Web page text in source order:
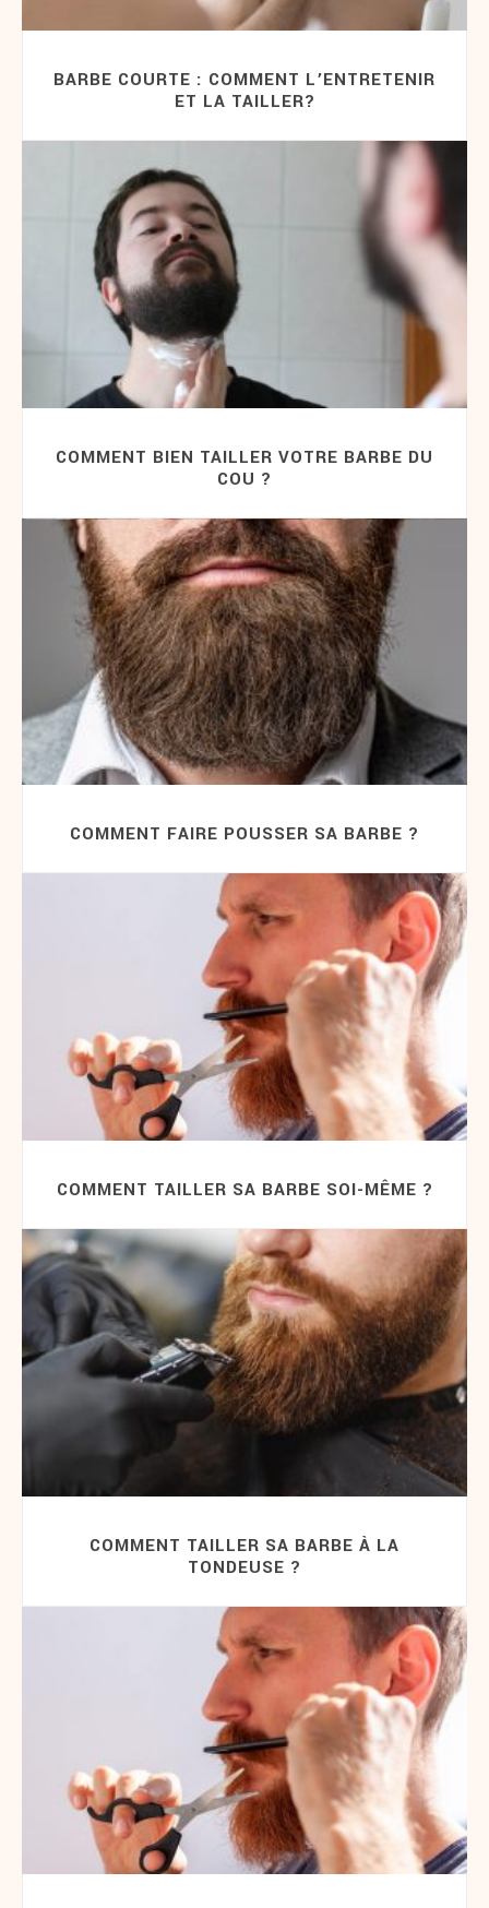
BARBE COURTE : COMMENT L’ENTRETENIR
ET LA TAILLER?
COMMENT BIEN TAILLER VOTRE BARBE DU
COU ?
COMMENT FAIRE POUSSER SA BARBE ?
COMMENT TAILLER SA BARBE SOI-MÊME ?
COMMENT TAILLER SA BARBE À LA
TONDEUSE ?